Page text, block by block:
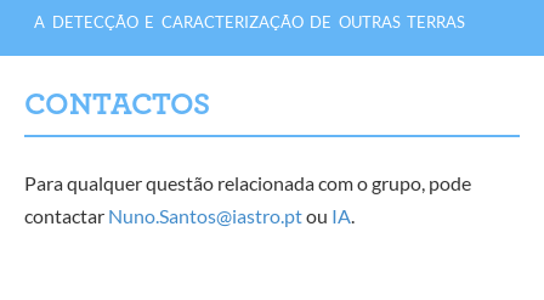
A DETECÇÃO E CARACTERIZAÇÃO DE OUTRAS TERRAS
CONTACTOS
Para qualquer questão relacionada com o grupo, pode
contactar Nuno.Santos@iastro.ptou IA